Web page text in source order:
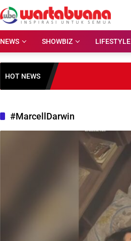
NEWS
SHOWBIZ LIFESTYLE
HOT NEWS
#MarcellDarwin